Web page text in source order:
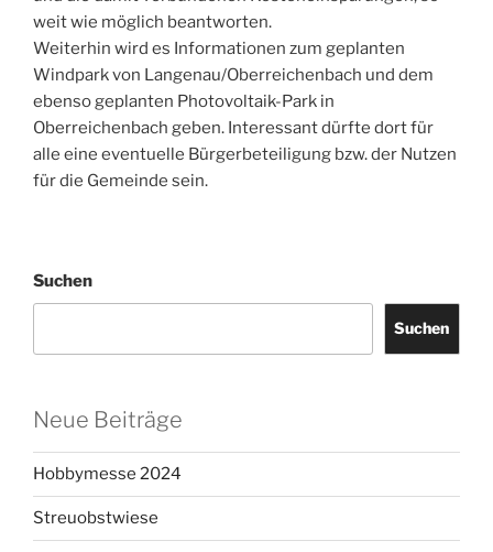
weit wie möglich beantworten.
Weiterhin wird es Informationen zum geplanten
Windpark von Langenau/Oberreichenbach und dem
ebenso geplanten Photovoltaik-Park in
Oberreichenbach geben. Interessant dürfte dort für
alle eine eventuelle Bürgerbeteiligung bzw. der Nutzen
für die Gemeinde sein.
Suchen
Suchen
Neue Beiträge
Hobbymesse 2024
Streuobstwiese